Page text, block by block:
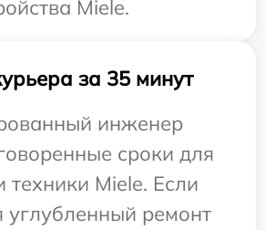
Miele.
за 35 минут
инженер
сроки для
техники Miele. Если
углубленный ремонт